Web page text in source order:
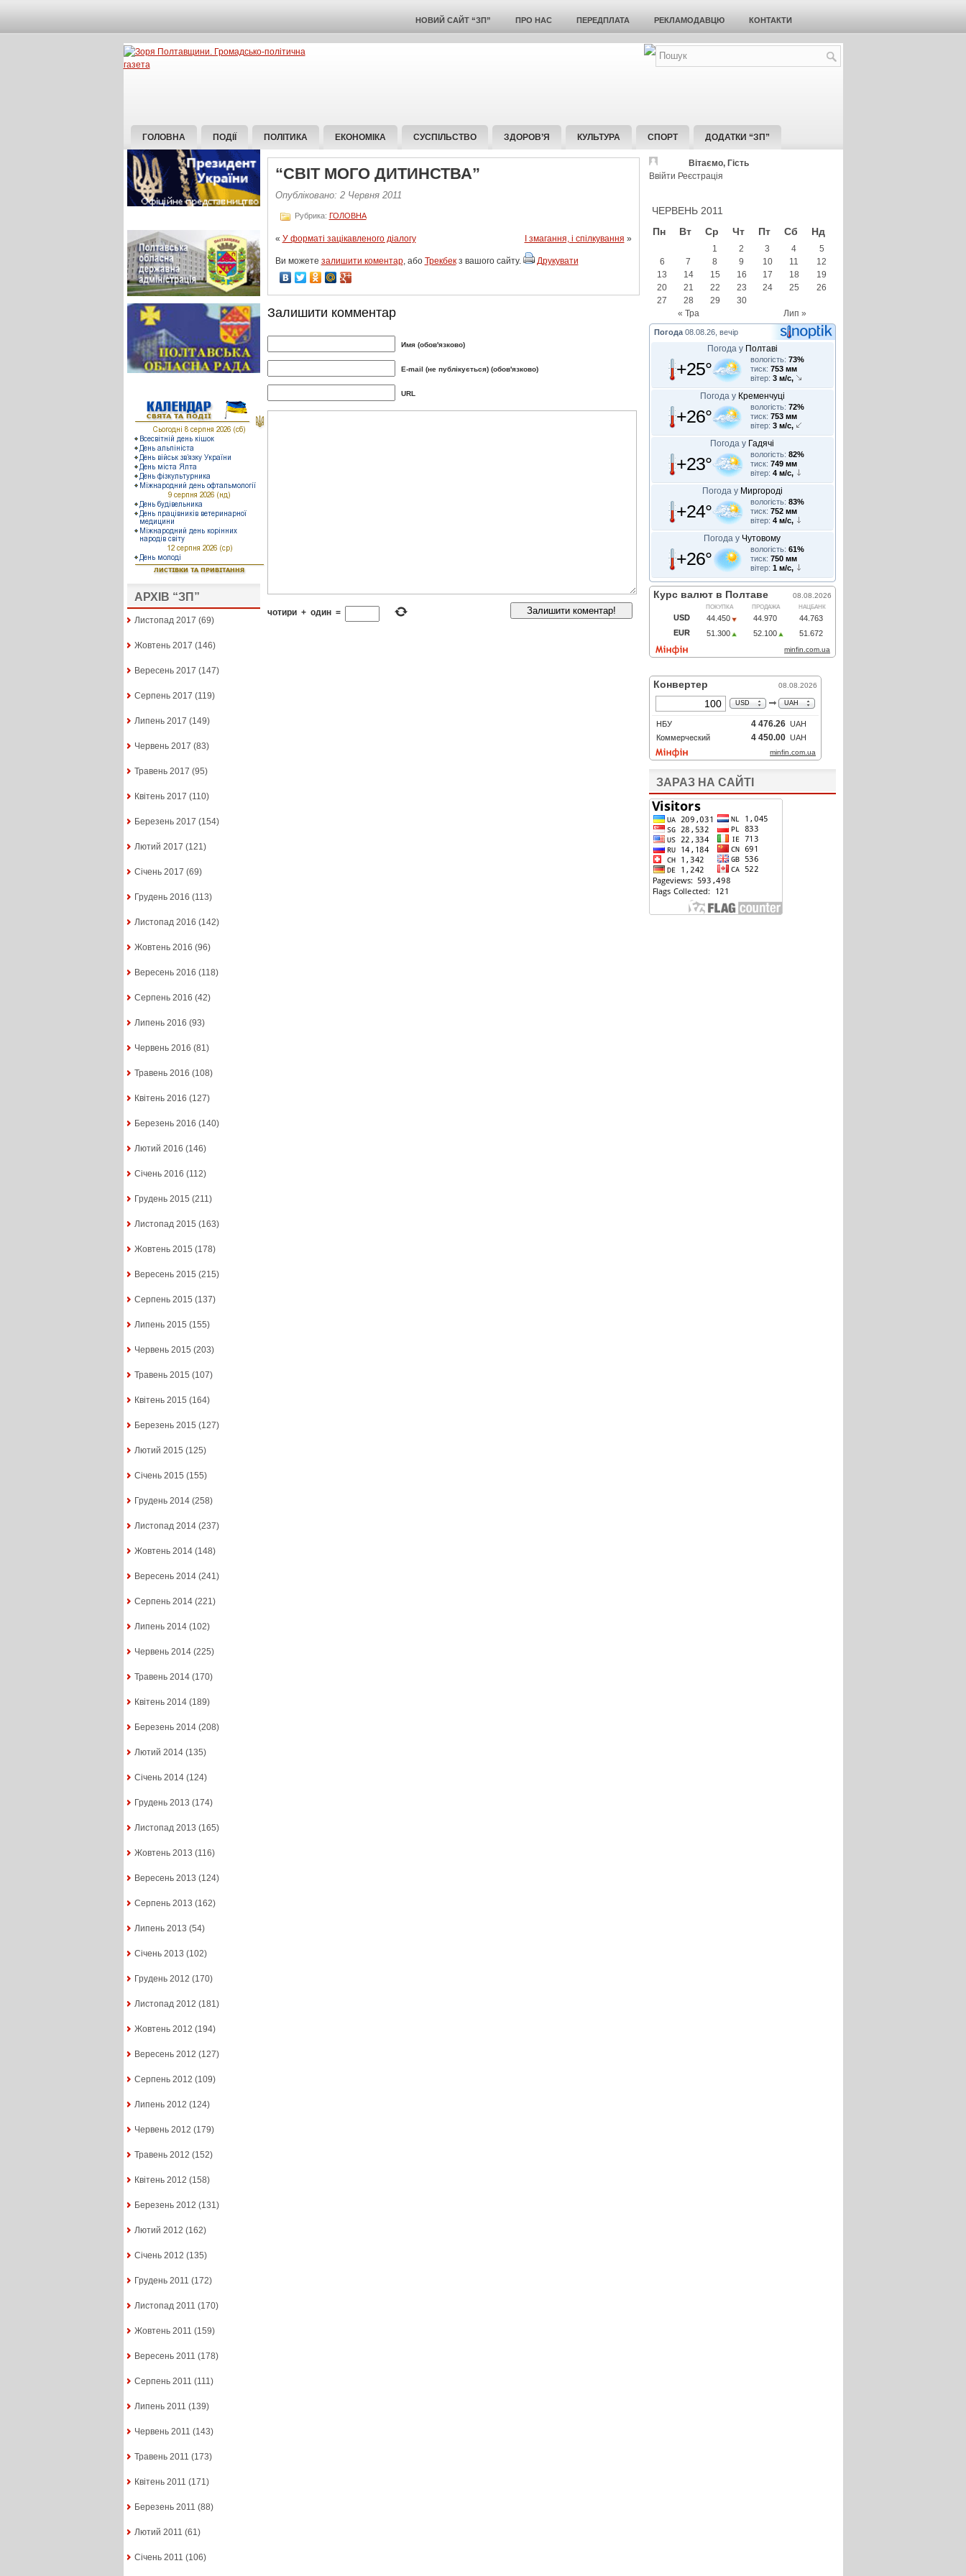
НОВИЙ САЙТ “ЗП” ПРО НАС ПЕРЕДПЛАТА РЕКЛАМОДАВЦЮ КОНТАКТИ
ГОЛОВНА ПОДІЇ ПОЛІТИКА ЕКОНОМІКА СУСПІЛЬСТВО ЗДОРОВ’Я КУЛЬТУРА СПОРТ ДОДАТКИ “ЗП”
АРХІВ “ЗП”
Листопад 2017 (69)
Жовтень 2017 (146)
Вересень 2017 (147)
Серпень 2017 (119)
Липень 2017 (149)
Червень 2017 (83)
Травень 2017 (95)
Квітень 2017 (110)
Березень 2017 (154)
Лютий 2017 (121)
Січень 2017 (69)
Грудень 2016 (113)
Листопад 2016 (142)
Жовтень 2016 (96)
Вересень 2016 (118)
Серпень 2016 (42)
Липень 2016 (93)
Червень 2016 (81)
Травень 2016 (108)
Квітень 2016 (127)
Березень 2016 (140)
Лютий 2016 (146)
Січень 2016 (112)
Грудень 2015 (211)
Листопад 2015 (163)
Жовтень 2015 (178)
Вересень 2015 (215)
Серпень 2015 (137)
Липень 2015 (155)
Червень 2015 (203)
Травень 2015 (107)
Квітень 2015 (164)
Березень 2015 (127)
Лютий 2015 (125)
Січень 2015 (155)
Грудень 2014(258)
Листопад 2014(237)
Жовтень 2014(148)
Вересень 2014(241)
Серпень 2014(221)
Липень 2014(102)
Червень 2014(225)
Травень 2014(170)
Квітень 2014(189)
Березень 2014(208)
Лютий 2014(135)
Січень 2014(124)
Грудень 2013 (174)
Листопад 2013 (165)
Жовтень 2013 (116)
Вересень 2013 (124)
Серпень 2013 (162)
Липень 2013 (54)
Січень 2013 (102)
Грудень 2012 (170)
Листопад 2012 (181)
Жовтень 2012 (194)
Вересень 2012 (127)
Серпень 2012 (109)
Липень 2012 (124)
Червень 2012 (179)
Травень 2012 (152)
Квітень 2012 (158)
Березень 2012 (131)
Лютий 2012 (162)
Січень 2012 (135)
Грудень 2011 (172)
Листопад 2011 (170)
Жовтень 2011 (159)
Вересень 2011 (178)
Серпень 2011 (111)
Липень 2011 (139)
Червень 2011 (143)
Травень 2011 (173)
Квітень 2011 (171)
Березень 2011 (88)
Лютий 2011 (61)
Січень 2011 (106)
“СВІТ МОГО ДИТИНСТВА”
Опубліковано: 2 Червня 2011
Рубрика: ГОЛОВНА
« У форматі зацікавленого діалогу І змагання, і спілкування »
Ви можете залишити коментар, або Трекбекз вашого сайту. Друкувати
Залишити комментар
Имя (обов'язково)
E-mail (не публікується) (обов'язково)
URL
чотири + один =
Вітаємо, Гість
Ввійти Реєстрація
ЧЕРВЕНЬ 2011
Пн
Вт Ср Чт Пт Сб Нд
« Тра Лип »
1 2 3 4
5
6
7 8 9 10 11
12
13
14 15 16 17 18
19
20
21 22 23 24 25
26
27
28 29 30
Погода 08.08.26, вечір
Погода у Полтаві
+25° вологість: 73%
тиск: 753 мм
вітер: 3 м/с,
Погода у Кременчуці
+26° вологість: 72%
тиск: 753 мм
вітер: 3 м/с,
Погода у Гадячі
+23° вологість: 82%
тиск: 749 мм
вітер: 4 м/с,
Погода у Миргороді
+24° вологість: 83%
тиск: 752 мм
вітер: 4 м/с,
Погода у Чутовому
+26° вологість: 61%
тиск: 750 мм
вітер: 1 м/с,
ЗАРАЗ НА САЙТІ